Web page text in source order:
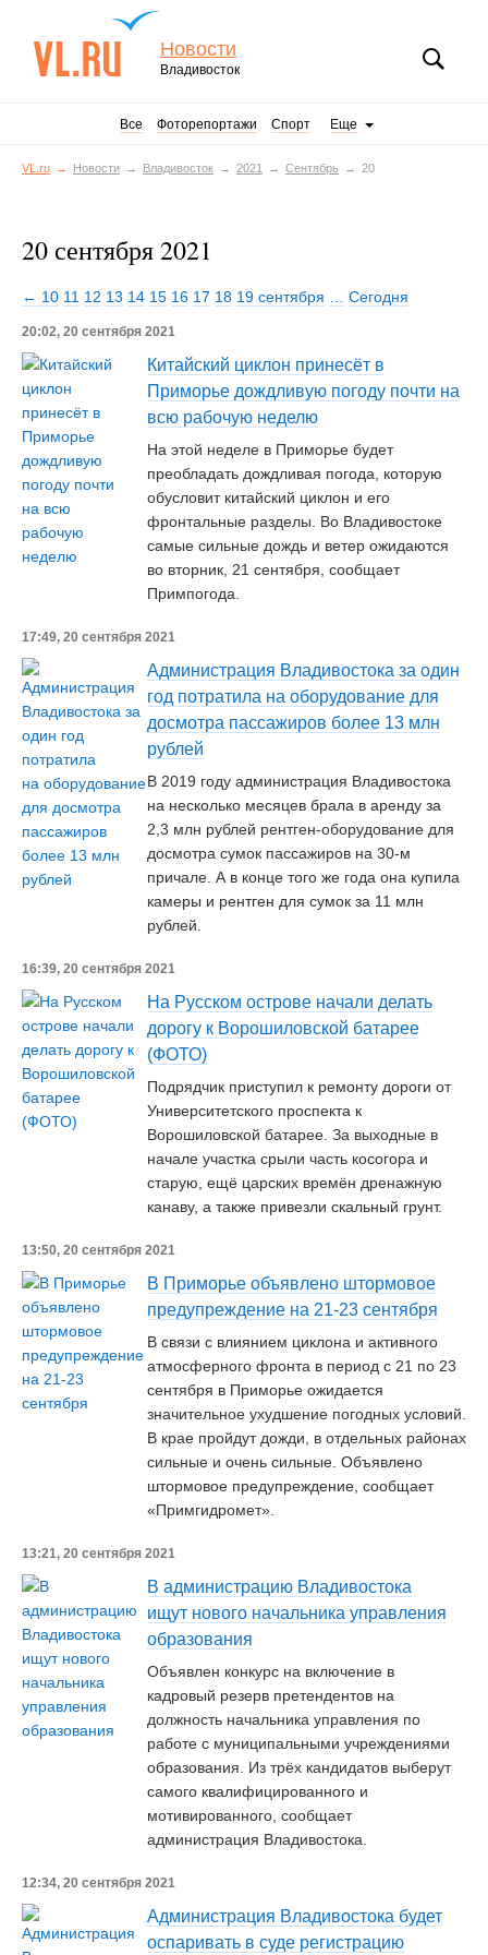
Новости
Владивосток
Все Фоторепортажи Спорт Еще
VL.ru Новости Владивосток 2021 Сентябрь 20
20 сентября 2021
← 10 11 12 13 14 15 16 17 18 19 сентября Сегодня
20:02, 20 сентября 2021
Китайский циклон принесёт в
Приморье дождливую погоду почти на
всю рабочую неделю
На этой неделе в Приморье будет
преобладать дождливая погода, которую
обусловит китайский циклон и его
фронтальные разделы. Во Владивостоке
самые сильные дождь и ветер ожидаются
во вторник, 21 сентября, сообщает
Примпогода.
17:49, 20 сентября 2021
Администрация Владивостока за один
год потратила на оборудование для
досмотра пассажиров более 13 млн
рублей
В 2019 году администрация Владивостока
на несколько месяцев брала в аренду за
2,3 млн рублей рентген-оборудование для
досмотра сумок пассажиров на 30-м
причале. А в конце того же года она купила
камеры и рентген для сумок за 11 млн
рублей.
16:39, 20 сентября 2021
На Русском острове начали делать
дорогу к Ворошиловской батарее
(ФОТО)
Подрядчик приступил к ремонту дороги от
Университетского проспекта к
Ворошиловской батарее. За выходные в
начале участка срыли часть косогора и
старую, ещё царских времён дренажную
канаву, а также привезли скальный грунт.
13:50, 20 сентября 2021
В Приморье объявлено штормовое
предупреждение на 21-23 сентября
В связи с влиянием циклона и активного
атмосферного фронта в период с 21 по 23
сентября в Приморье ожидается
значительное ухудшение погодных условий.
В крае пройдут дожди, в отдельных районах
сильные и очень сильные. Объявлено
штормовое предупреждение, сообщает
«Примгидромет».
13:21, 20 сентября 2021
В администрацию Владивостока
ищут нового начальника управления
образования
Объявлен конкурс на включение в
кадровый резерв претендентов на
должность начальника управления по
работе с муниципальными учреждениями
образования. Из трёх кандидатов выберут
самого квалифицированного и
мотивированного, сообщает
администрация Владивостока.
12:34, 20 сентября 2021
Администрация Владивостока будет
оспаривать в суде регистрацию